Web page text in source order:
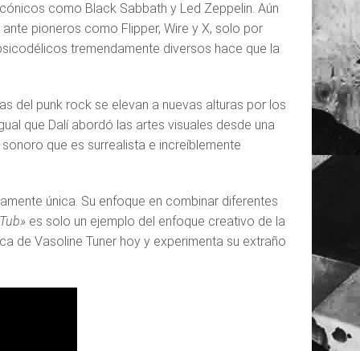
como Black Sabbath y Led Zeppelin. Aún
pioneros como Flipper, Wire y X, solo por
tremendamente diversos hace que la
del punk rock se elevan a nuevas alturas por los
que Dalí abordó las artes visuales desde una
que es surrealista e increíblemente
única. Su enfoque en combinar diferentes
es solo un ejemplo del enfoque creativo de la
de Vasoline Tuner hoy y experimenta su extraño